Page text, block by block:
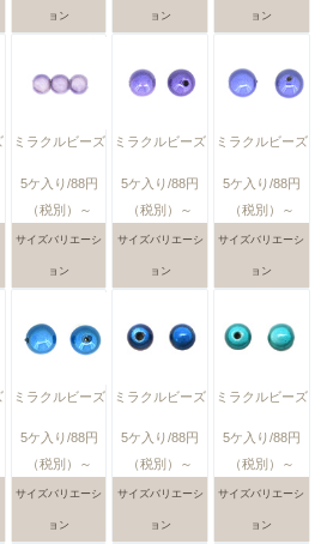
ョン ョン ョン
ミラクルビーズ
5ケ入り/88円
（税別）～
サイズバリエーシ
ョン
ミラクルビーズ
5ケ入り/88円
（税別）～
サイズバリエーシ
ョン
ミラクルビーズ
5ケ入り/88円
（税別）～
サイズバリエーシ
ョン
ミラクルビーズ
5ケ入り/88円
（税別）～
サイズバリエーシ
ョン
ミラクルビーズ
5ケ入り/88円
（税別）～
サイズバリエーシ
ョン
ミラクルビーズ
5ケ入り/88円
（税別）～
サイズバリエーシ
ョン